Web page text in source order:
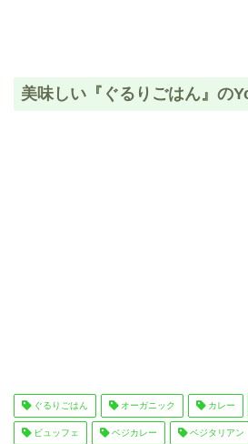
美味しい『ぐるりごはん』の
ぐるりごはん オーガニック カレー
ビュッフェ ベジカレー ベジタリアン